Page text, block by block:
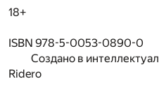
18+
ISBN 978-5-0053-0890-0
Создано в
Ridero